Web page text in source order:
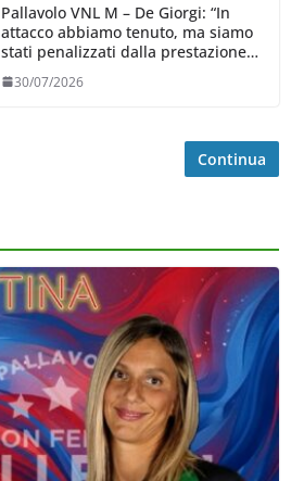
Pallavolo VNL M – De Giorgi: “In
attacco abbiamo tenuto, ma siamo
stati penalizzati dalla prestazione
30/07/2026
Continua